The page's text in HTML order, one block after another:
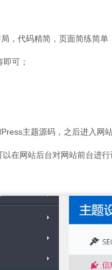
，代码精简，页面简练简
可；
主题源码，之后进入网
在网站后台对网站前台进